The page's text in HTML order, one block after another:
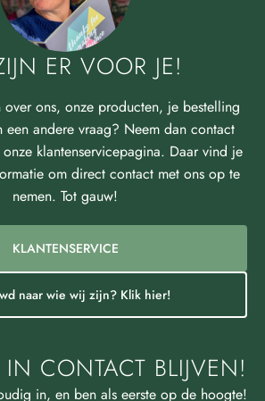
ER VOOR JE!
ons, onze producten, je bestelling
andere vraag? Neem dan contact
klantenservicepagina. Daar vind je
om direct contact met ons op te
nemen. Tot gauw!
KLANTENSERVICE
naar wie wij zijn? Klik hier!
CONTACT BLIJVEN!
in, en ben als eerste op de hoogte!